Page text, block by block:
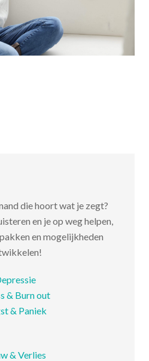
die hoort wat je zegt?
en je op weg helpen,
en mogelijkheden
& Burn out
& Paniek
& Verlies